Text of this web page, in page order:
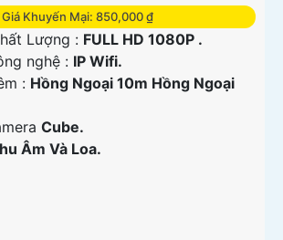
Giá Khuyến Mại: 850,000 ₫
Lượng : FULL HD 1080P .
nghệ : IP Wifi.
: Hồng Ngoại 10m Hồng Ngoại
Cube.
Âm Và Loa.